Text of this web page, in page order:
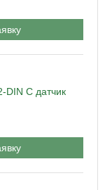
C датчик